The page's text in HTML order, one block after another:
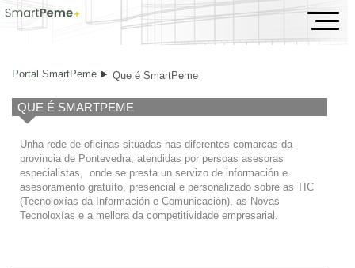
Que é SmartPeme
Portal SmartPeme Que é SmartPeme
QUE É SMARTPEME
Unha rede de oficinas situadas nas diferentes comarcas da
provincia de Pontevedra, atendidas por persoas asesoras
especialistas, onde se presta un servizo de información e
asesoramento gratuíto, presencial e personalizado sobre as TIC
(Tecnoloxías da Información e Comunicación), as Novas
Tecnoloxías e a mellora da competitividade empresarial.